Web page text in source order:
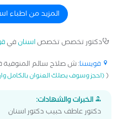
الاطفال و تعديل مشاكل العضم
المزيد من اطباء
دكتور تخصص تخصصاسنانفي
قويسنا: ش صلاح سالم المنوفية
((احجز وسوف يصلك العنوان بالكامل
الخبرات والشهادات:
دكتور عاطف حبيب دكتور اسنان